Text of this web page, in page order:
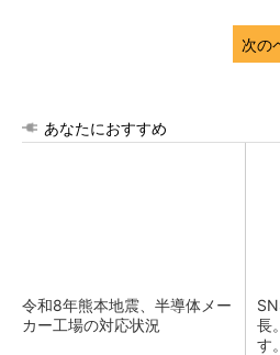
次の
あなたにおすすめ
令和8年熊本地震、半導体メー
カー工場の対応状況
長
す。